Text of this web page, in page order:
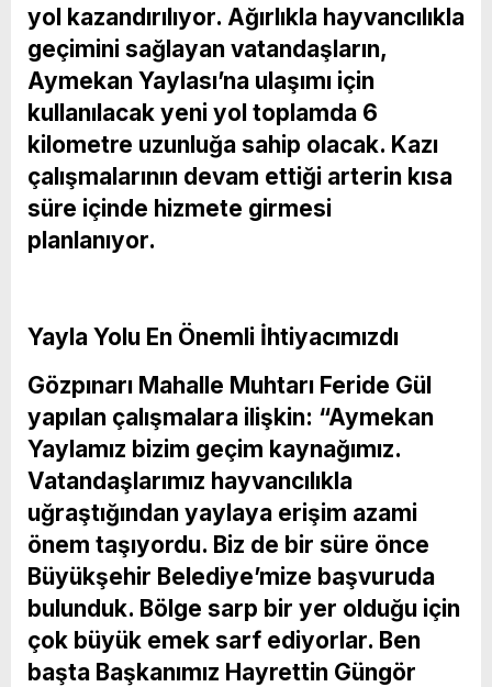
yol kazandırılıyor. Ağırlıkla hayvancılıkla
geçimini sağlayan vatandaşların,
Aymekan Yaylası’na ulaşımı için
kullanılacak yeni yol toplamda 6
kilometre uzunluğa sahip olacak. Kazı
çalışmalarının devam ettiği arterin kısa
süre içinde hizmete girmesi
planlanıyor.
Yayla Yolu En Önemli İhtiyacımızdı
Gözpınarı Mahalle Muhtarı Feride Gül
yapılan çalışmalara ilişkin: “Aymekan
Yaylamız bizim geçim kaynağımız.
Vatandaşlarımız hayvancılıkla
uğraştığından yaylaya erişim azami
önem taşıyordu. Biz de bir süre önce
Büyükşehir Belediye’mize başvuruda
bulunduk. Bölge sarp bir yer olduğu için
çok büyük emek sarf ediyorlar. Ben
başta Başkanımız Hayrettin Güngör